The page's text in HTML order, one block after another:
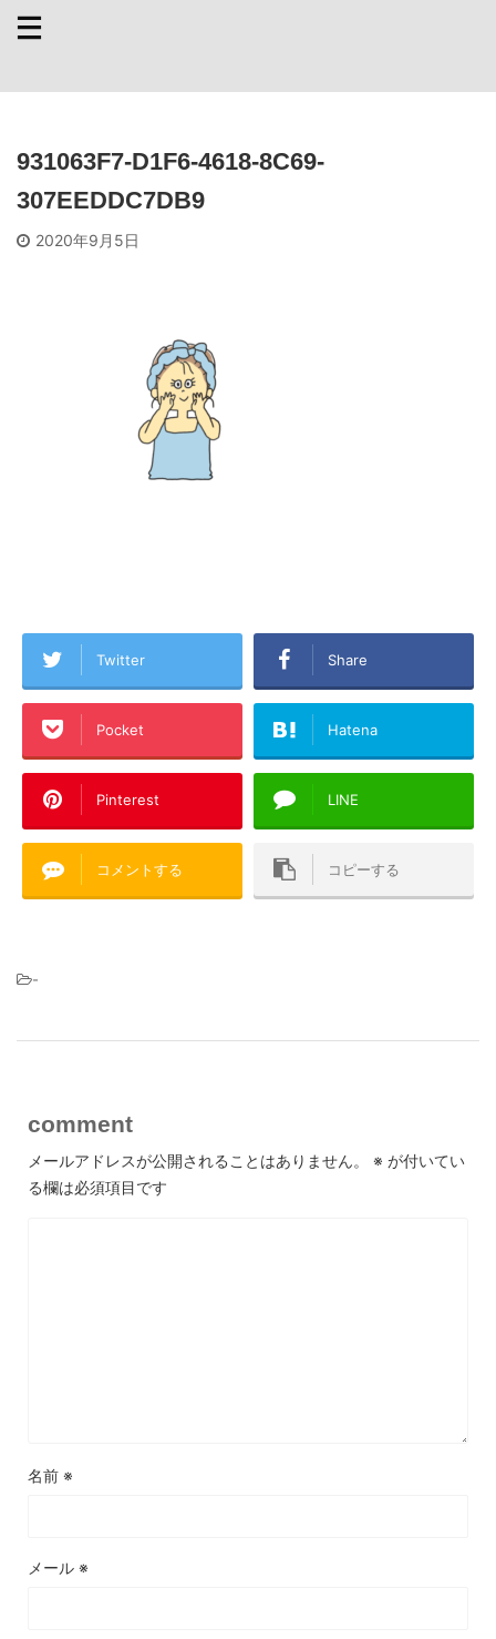
931063F7-D1F6-4618-8C69-
307EEDDC7DB9
2020年9月5日
Twitter Share
Pocket Hatena
Pinterest LINE
コメントする コピーする
-
comment
メールアドレスが公開されることはありません。 ※ が付いてい
る欄は必須項目です
名前 ※
メール ※